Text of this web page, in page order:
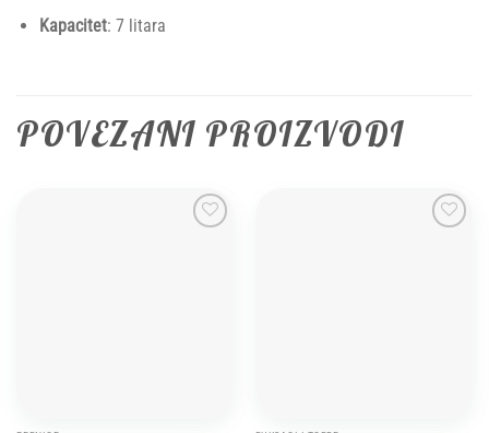
Kapacitet: 7 litara
POVEZANI PROIZVODI